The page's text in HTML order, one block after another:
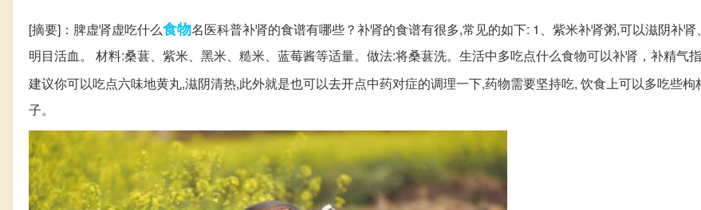
[摘要]：脾虚肾虚吃什么食物名医科普补肾的食谱有哪些？补肾的食谱有很多,常见的如下: 1、紫米补肾粥,可以滋阴补肾
明目活血。 材料:桑葚、紫米、黑米、糙米、蓝莓酱等适量。做法:将桑葚洗。生活中多吃点什么食物可以补肾，补精气
建议你可以吃点六味地黄丸,滋阴清热,此外就是也可以去开点中药对症的调理一下,药物需要坚持吃, 饮食上可以多吃些枸
子。